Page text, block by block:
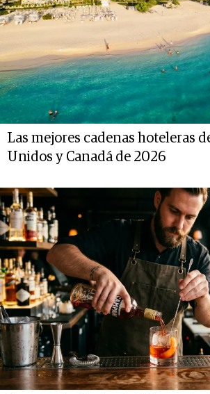
Las mejores cadenas hoteleras
Unidos y Canadá de 2026